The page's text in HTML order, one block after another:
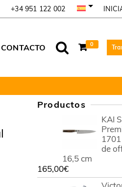
+34 951 122 002
CONTACTO 0
Productos
KAI
de
16,5 cm
165,00€